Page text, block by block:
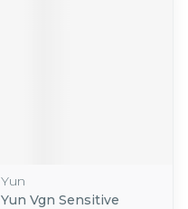
Yun
Yun Vgn Sensitive